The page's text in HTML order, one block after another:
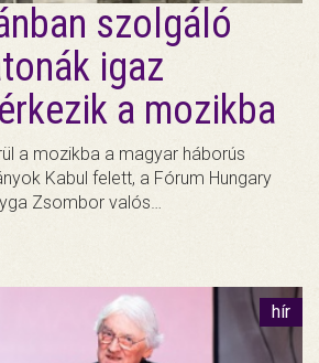
szolgáló
igaz
a mozikba
a mozikba a magyar háborús
Kabul felett, a Fórum Hungary
Zsombor valós…
hír